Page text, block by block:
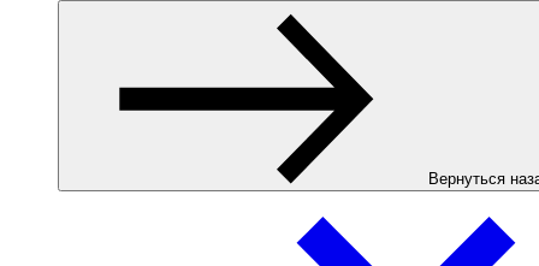
Вернуться